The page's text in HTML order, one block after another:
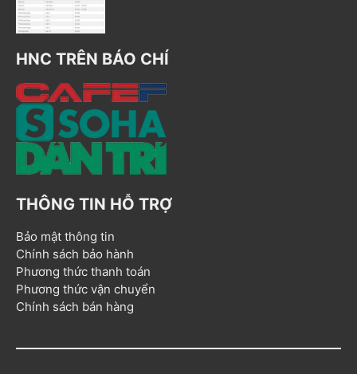
HNC TRÊN BÁO CHÍ
THÔNG TIN HỖ TRỢ
Bảo mật thông tin
Chính sách bảo hành
Phương thức thanh toán
Phương thức vận chuyển
Chính sách bán hàng